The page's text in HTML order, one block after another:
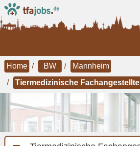
Home BW
Mannheim
Tiermedizinische Fachangestellte
Job-